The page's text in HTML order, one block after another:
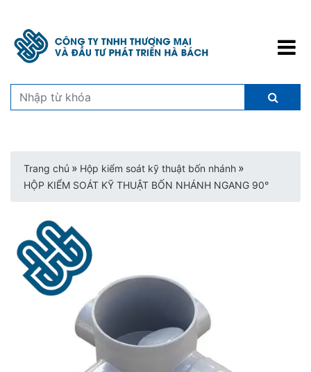
Trang chủ » Hộp kiểm soát kỹ thuật bốn nhánh »
HỘP KIỂM SOÁT KỸ THUẬT BỐN NHÁNH NGANG 90°